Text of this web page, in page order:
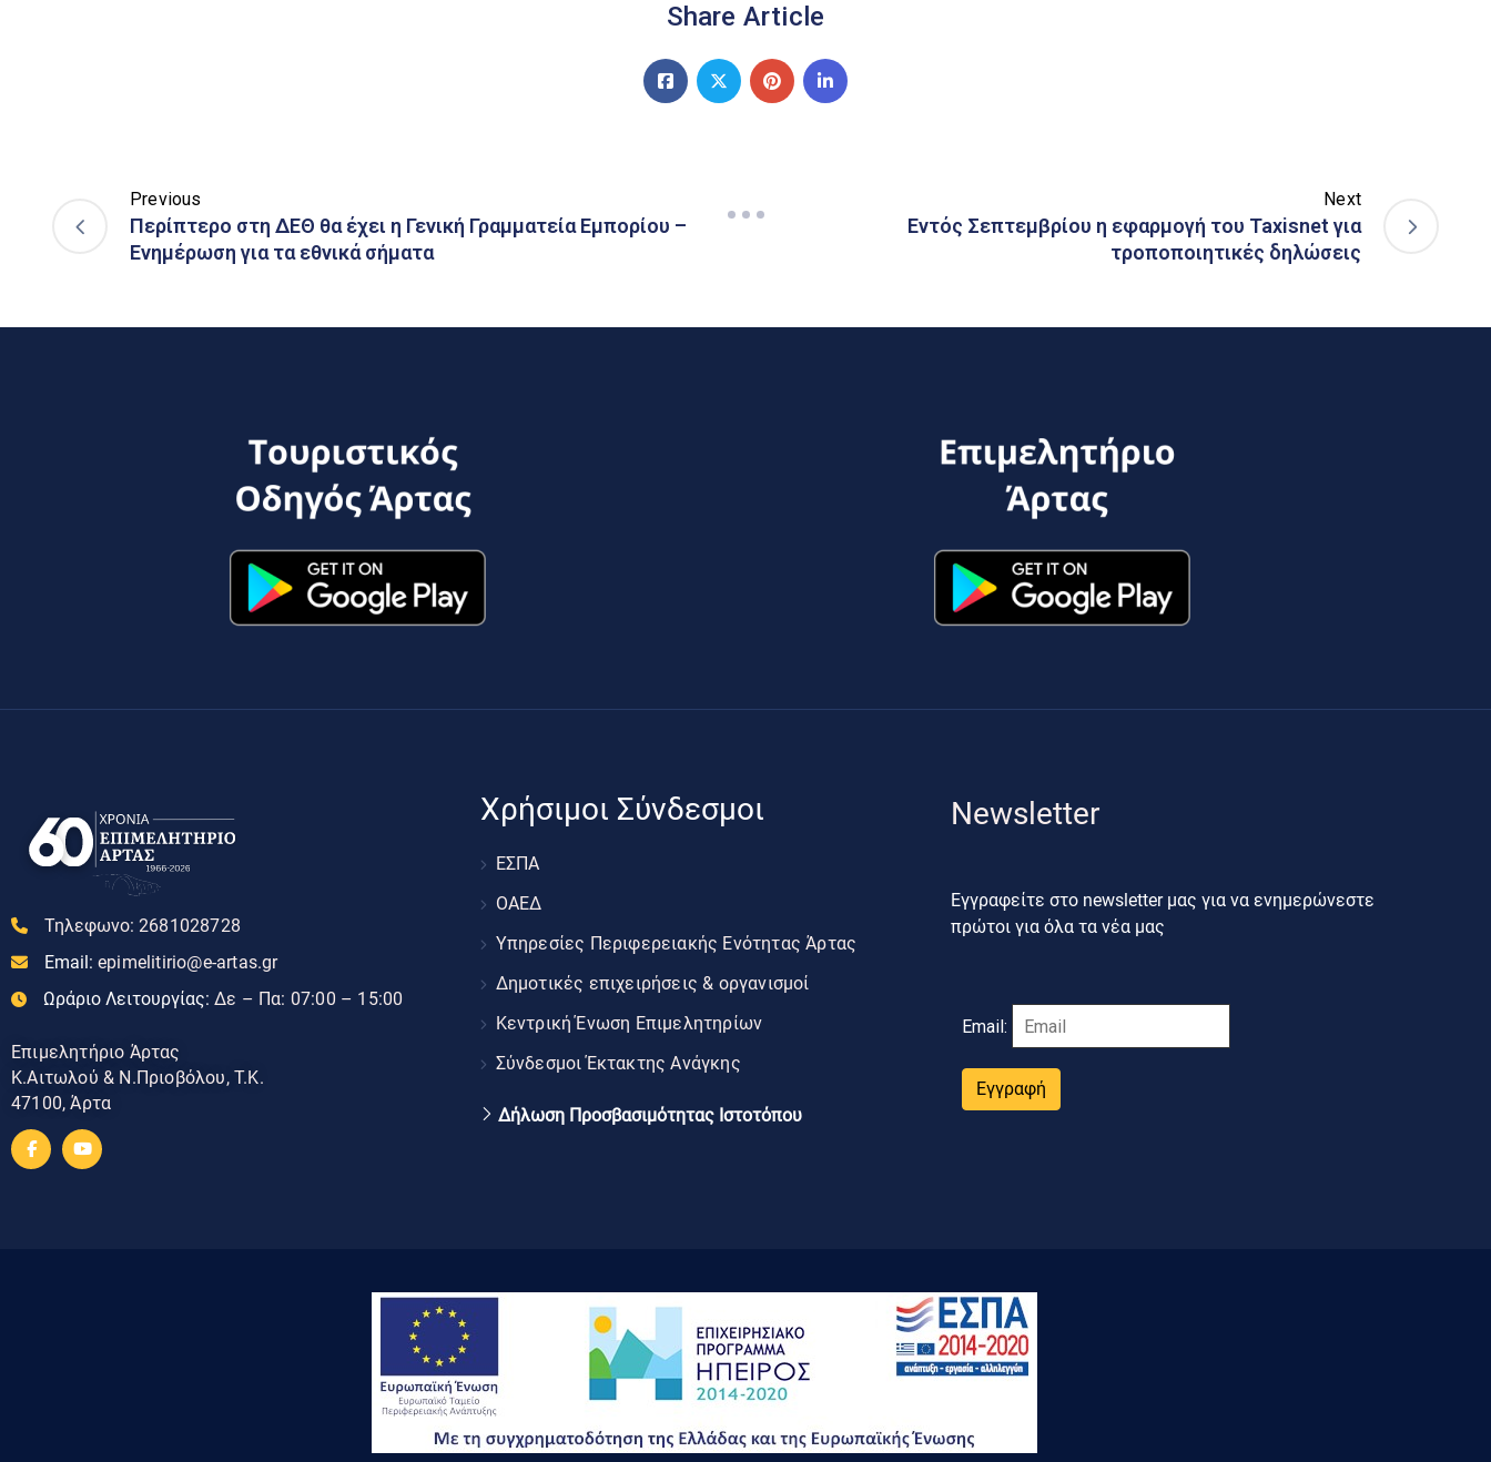
Share Article
Previous
Περίπτερο στη ΔΕΘ θα έχει η Γενική Γραμματεία Εμπορίου –
Ενημέρωση για τα εθνικά σήματα
Next
Εντός Σεπτεμβρίου η εφαρμογή του Taxisnet για
τροποποιητικές δηλώσεις
Τηλεφωνο: 2681028728
Email: epimelitirio@e-artas.gr
Ωράριο Λειτουργίας: Δε – Πα: 07:00 – 15:00
Επιμελητήριο Άρτας
Κ.Αιτωλού & Ν.Πριοβόλου, Τ.Κ.
47100, Άρτα
Χρήσιμοι Σύνδεσμοι
ΕΣΠΑ
ΟΑΕΔ
Υπηρεσίες Περιφερειακής Ενότητας Άρτας
Δημοτικές επιχειρήσεις & οργανισμοί
Κεντρική Ένωση Επιμελητηρίων
Σύνδεσμοι Έκτακτης Ανάγκης
Δήλωση Προσβασιμότητας Ιστοτόπου
Newsletter
Εγγραφείτε στο newsletter μας για να ενημερώνεστε
πρώτοι για όλα τα νέα μας
Email:
Εγγραφή